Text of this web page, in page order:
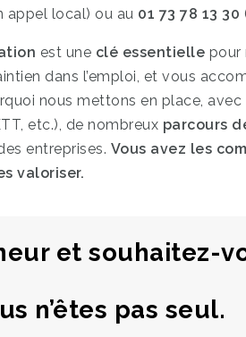
appel local) ou au 01 73 78 13 30
est une clé essentielle pour
dans l’emploi, et vous
nous mettons en place, avec
etc.), de nombreux parcours
entreprises. Vous avez les
valoriser.
et souhaitez-
n’êtes pas seul.